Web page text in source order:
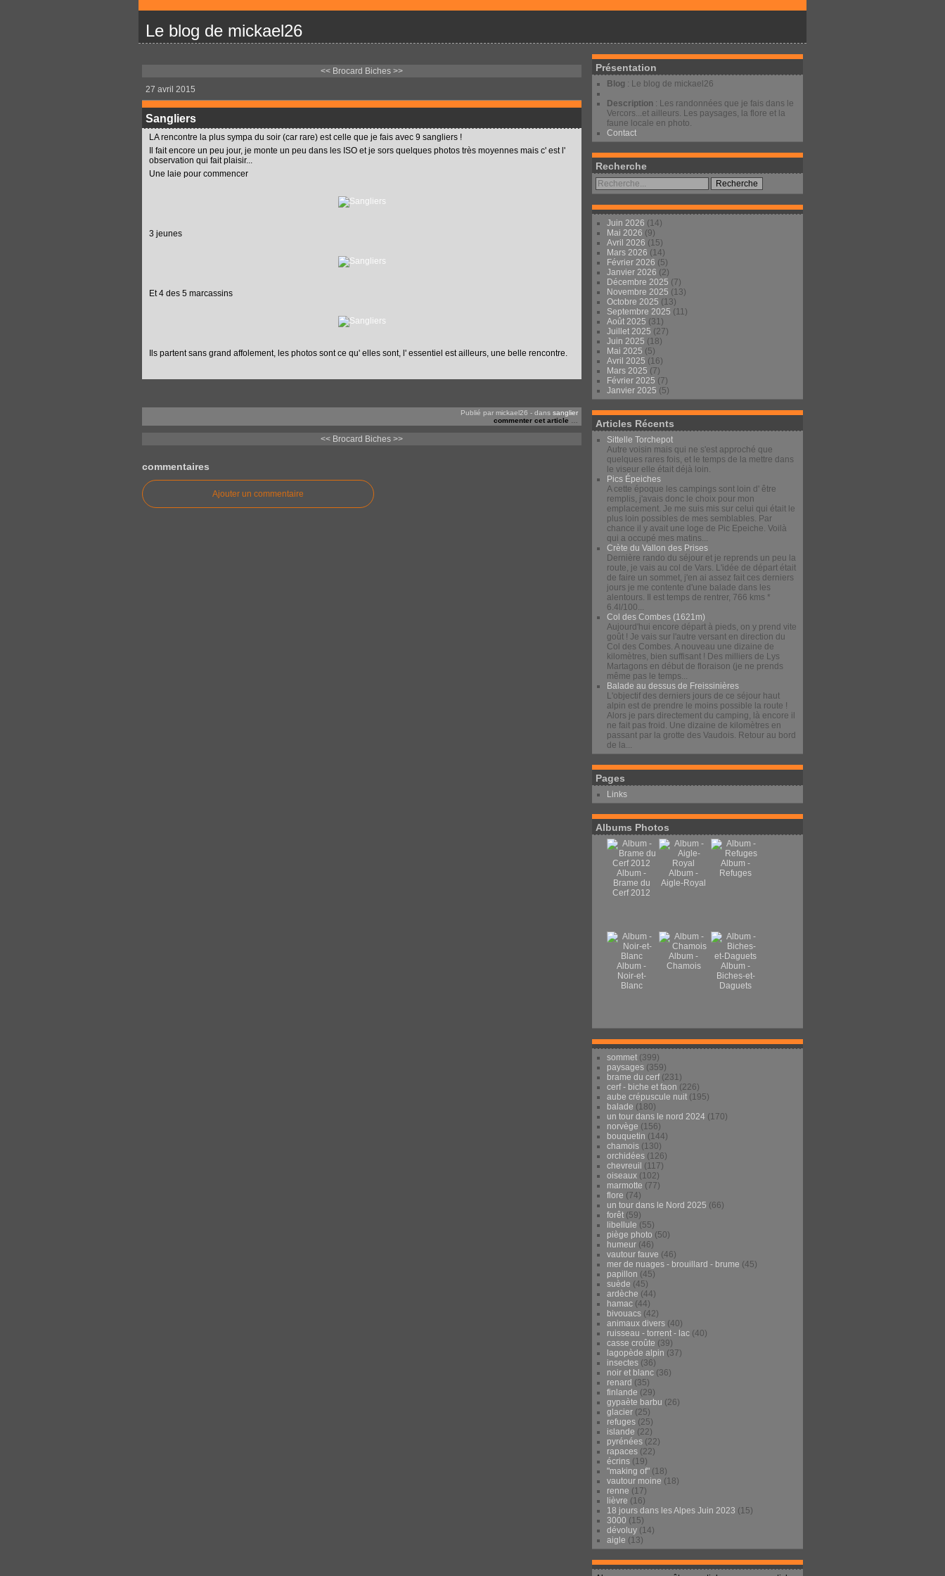
Le blog de mickael26
<< Brocard Biches >>
27 avril 2015
Sangliers
LA rencontre la plus sympa du soir (car rare) est celle que je fais avec 9 sangliers !
Il fait encore un peu jour, je monte un peu dans les ISO et je sors quelques photos très moyennes mais c' est l'
observation qui fait plaisir...
Une laie pour commencer
3 jeunes
Et 4 des 5 marcassins
Ils partent sans grand affolement, les photos sont ce qu' elles sont, l' essentiel est ailleurs, une belle rencontre.
Publié par mickael26 - dans sanglier
commenter cet article
<< Brocard Biches >>
commentaires
Ajouter un commentaire
Présentation
Blog : Le blog de mickael26
Description : Les randonnées que je fais dans le
Vercors...et ailleurs. Les paysages, la flore et la
faune locale en photo.
Contact
Recherche
Juin 2026 (14)
Mai 2026 (9)
Avril 2026 (15)
Mars 2026 (14)
Février 2026 (5)
Janvier 2026 (2)
Décembre 2025 (7)
Novembre 2025 (13)
Octobre 2025 (13)
Septembre 2025 (11)
Août 2025 (31)
Juillet 2025 (27)
Juin 2025 (18)
Mai 2025 (5)
Avril 2025 (16)
Mars 2025 (7)
Février 2025 (7)
Janvier 2025 (5)
Articles Récents
Sittelle Torchepot
Autre voisin mais qui ne s'est approché que
quelques rares fois, et le temps de la mettre dans
le viseur elle était déjà loin.
Pics Épeiches
A cette époque les campings sont loin d' être
remplis, j'avais donc le choix pour mon
emplacement. Je me suis mis sur celui qui était le
plus loin possibles de mes semblables. Par
chance il y avait une loge de Pic Epeiche. Voilà
qui a occupé mes matins...
Crète du Vallon des Prises
Dernière rando du séjour et je reprends un peu la
route, je vais au col de Vars. L'idée de départ était
de faire un sommet, j'en ai assez fait ces derniers
jours je me contente d'une balade dans les
alentours. Il est temps de rentrer, 766 kms *
6.4l/100...
Col des Combes (1621m)
Aujourd'hui encore départ à pieds, on y prend vite
goût ! Je vais sur l'autre versant en direction du
Col des Combes. A nouveau une dizaine de
kilomètres, bien suffisant ! Des milliers de Lys
Martagons en début de floraison (je ne prends
même pas le temps...
Balade au dessus de Freissinières
L'objectif des derniers jours de ce séjour haut
alpin est de prendre le moins possible la route !
Alors je pars directement du camping, là encore il
ne fait pas froid. Une dizaine de kilomètres en
passant par la grotte des Vaudois. Retour au bord
de la...
Pages
Links
Albums Photos
Album -
Brame du
Cerf 2012
Album -
Aigle-Royal
Album -
Refuges
Album -
Noir-et-
Blanc
Album -
Chamois
Album -
Biches-et-
Daguets
sommet (399)
paysages (359)
brame du cerf(231)
cerf - biche et faon (226)
aube crépuscule nuit (195)
balade (180)
un tour dans le nord 2024 (170)
norvège (156)
bouquetin (144)
chamois (130)
orchidées (126)
chevreuil (117)
oiseaux (102)
marmotte (77)
flore (74)
un tour dans le Nord 2025 (66)
forêt (59)
libellule (55)
piège photo (50)
humeur (46)
vautour fauve (46)
mer de nuages - brouillard - brume (45)
papillon (45)
suède (45)
ardèche (44)
hamac (44)
bivouacs (42)
animaux divers (40)
ruisseau - torrent - lac (40)
casse croûte (39)
lagopède alpin (37)
insectes (36)
noir et blanc (36)
renard (35)
finlande (29)
gypaète barbu (26)
glacier (25)
refuges (25)
islande (22)
pyrénées (22)
rapaces (22)
écrins (19)
"making of" (18)
vautour moine (18)
renne (17)
lièvre (16)
18 jours dans les Alpes Juin 2023 (15)
3000 (15)
dévoluy (14)
aigle (13)